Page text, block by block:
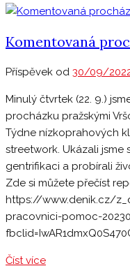
Komentovaná
Příspěvek od 30/09/
Minulý čtvrtek (22. 9.)
procházku pražskými
Týdne nízkoprahových
streetwork. Ukázali jsme
gentrifikaci a probírali
Zde si můžete přečíst
https://www.denik.cz/
pracovnici-pomoc-
Číst více